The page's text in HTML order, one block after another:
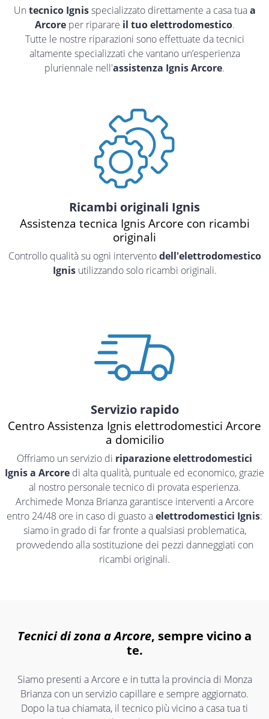
Un tecnico Ignisspecializzato direttamente a casa tuaa
Arcoreper riparare il tuo elettrodomestico.
Tutte le nostre riparazioni sono effettuate da tecnici
altamente specializzati che vantano un’esperienza
pluriennale nell'assistenza Ignis Arcore.
Ricambi originali Ignis
Assistenza tecnica Ignis Arcore con ricambi
originali
Controllo qualità su ogni interventodell'elettrodomestico
Ignisutilizzando solo ricambi originali.
Servizio rapido
Centro Assistenza Ignis elettrodomestici Arcore
a domicilio
Offriamo un servizio di riparazione elettrodomestici
Ignis a Arcore di alta qualità, puntuale ed economico, grazie
al nostro personale tecnico di provata esperienza.
Archimede Monza Brianza garantisce interventi a Arcore
entro 24/48 ore in caso di guasto aelettrodomestici Ignis:
siamo in grado di far fronte a qualsiasi problematica,
provvedendo alla sostituzione dei pezzi danneggiati con
ricambi originali.
Tecnici di zona a Arcore, sempre vicino a
te.
Siamo presenti a Arcore e in tutta la provincia di Monza
Brianza con un servizio capillare e sempre aggiornato.
Dopo la tua chiamata, il tecnico più vicino a casa tua ti